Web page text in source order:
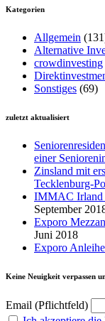
Kategorien
Allgemein
Alternative
crowdinvesting
Sonstiges (69)
zuletzt aktualisiert
einer
Zinsland mit
Tecklenburg-
IMMAC Irland
September
Exporo
Juni 2018
Exporo
Keine Neuigkeit verpassen
Email (Pflichtfeld)